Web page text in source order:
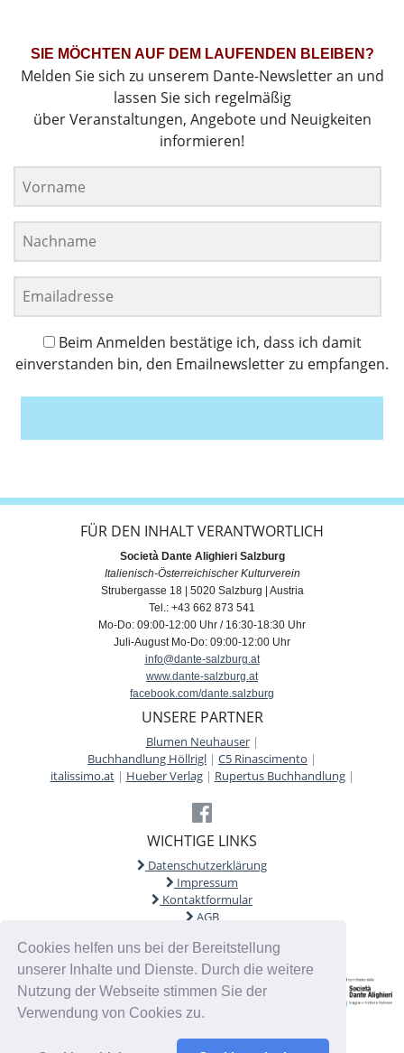
Cookies helfen uns bei der Bereitstellung
unserer Inhalte und Dienste. Durch die weitere
Nutzung der Webseite stimmen Sie der
Verwendung von Cookies zu.
SIE MÖCHTEN AUF DEM LAUFENDEN BLEIBEN?
Melden Sie sich zu unserem Dante-Newsletter an und
lassen Sie sich regelmäßig
über Veranstaltungen, Angebote und Neuigkeiten
informieren!
Beim Anmelden bestätige ich, dass ich damit
einverstanden bin, den Emailnewsletter zu empfangen.
FÜR DEN INHALT VERANTWORTLICH
Società Dante Alighieri Salzburg
Italienisch-Österreichischer Kulturverein
Strubergasse 18 | 5020 Salzburg | Austria
Tel.: +43 662 873 541
Mo-Do: 09:00-12:00 Uhr / 16:30-18:30 Uhr
Juli-August Mo-Do: 09:00-12:00 Uhr
info@dante-salzburg.at
www.dante-salzburg.at
facebook.com/dante.salzburg
UNSERE PARTNER
Blumen Neuhauser|
Buchhandlung Höllrigl | C5 Rinascimento |
italissimo.at| Hueber Verlag| Rupertus Buchhandlung|
WICHTIGE LINKS
Datenschutzerklärung
Impressum
Kontaktformular
AGB